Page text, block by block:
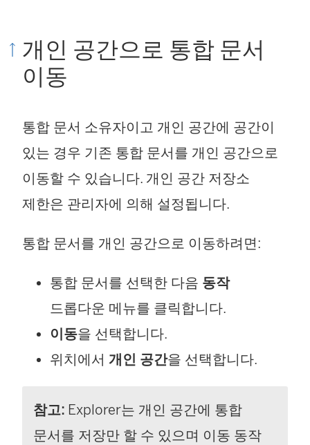
개인 공간으로 통합 문서
이동
통합 문서 소유자이고 개인 공간에 공간이
있는 경우 기존 통합 문서를 개인 공간으로
이동할 수 있습니다. 개인 공간 저장소
제한은 관리자에 의해 설정됩니다.
통합 문서를 개인 공간으로 이동하려면:
통합 문서를 선택한 다음 동작
드롭다운 메뉴를 클릭합니다.
이동을 선택합니다.
위치에서 개인 공간을 선택합니다.
참고: Explorer는 개인 공간에 통합
문서를 저장만 할 수 있으며 이동 동작